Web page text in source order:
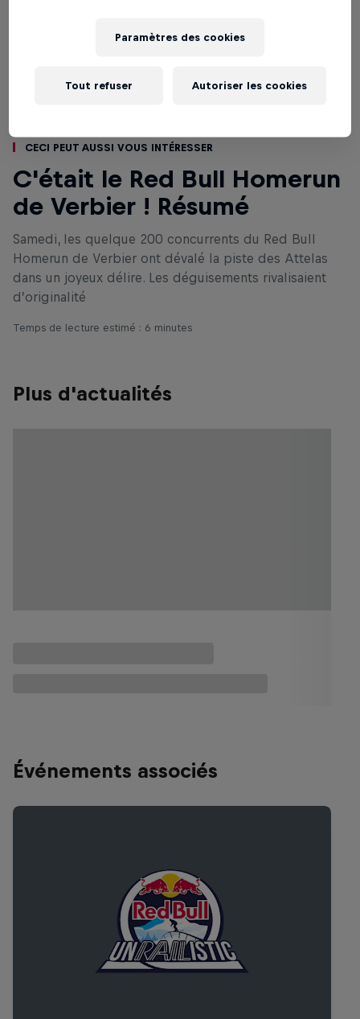
Ceci peut aussi vous intéresser
C'était le Red Bull Homerun
de Verbier ! Résumé
Samedi, les quelque 200 concurrents du Red Bull
Homerun de Verbier ont dévalé la piste des Attelas
dans un joyeux délire. Les déguisements rivalisaient
d’originalité
Temps de lecture estimé : 6 minutes
Plus d'actualités
Événements associés
Paramètres des cookies
Tout refuser Autoriser les cookies